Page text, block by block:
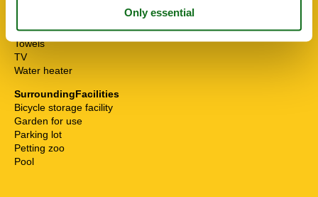
Toilet paper
Towels
TV
Water heater
SurroundingFacilities
Bicycle storage facility
Garden for use
Parking lot
Petting zoo
Pool